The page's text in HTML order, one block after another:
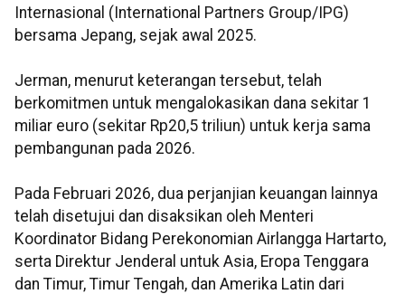
Internasional (International Partners Group/IPG)
bersama Jepang, sejak awal 2025.
Jerman, menurut keterangan tersebut, telah
berkomitmen untuk mengalokasikan dana sekitar 1
miliar euro (sekitar Rp20,5 triliun) untuk kerja sama
pembangunan pada 2026.
Pada Februari 2026, dua perjanjian keuangan lainnya
telah disetujui dan disaksikan oleh Menteri
Koordinator Bidang Perekonomian Airlangga Hartarto,
serta Direktur Jenderal untuk Asia, Eropa Tenggara
dan Timur, Timur Tengah, dan Amerika Latin dari